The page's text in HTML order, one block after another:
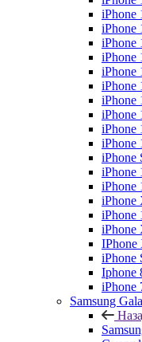
iPhone
iPhone
iPhone
iPhone
iPhone
iPhone
iPhone
iPhone
iPhone
iPhone
iPhone
iPhone
iPhone
iPhone
iPhone
iPhone
IPhone
iPhone
Iphone
iPhone
Samsung